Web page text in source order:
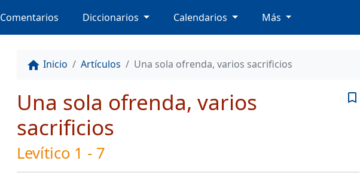
Comentarios Diccionarios Calendarios Más
home Inicio Artículos Una sola ofrenda, varios sacrificios
bookmark_border
Una sola ofrenda, varios
sacrificios
Levítico 1 - 7